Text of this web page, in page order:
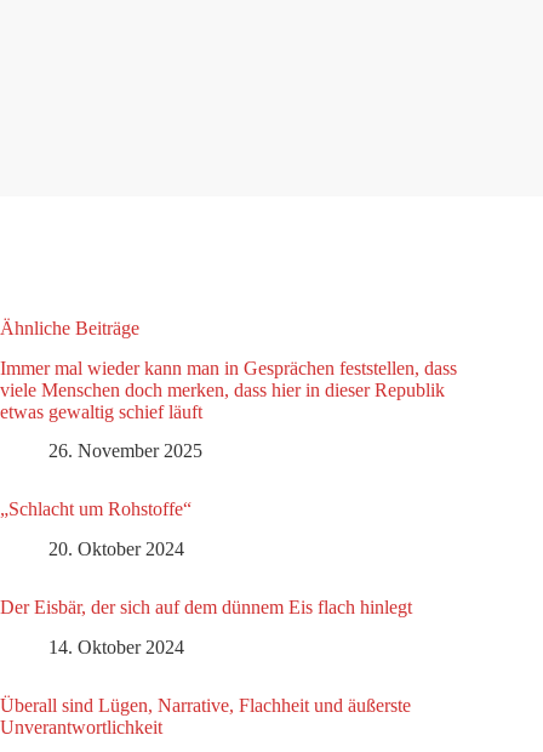
Ähnliche Beiträge
Immer mal wieder kann man in Gesprächen feststellen, dass
viele Menschen doch merken, dass hier in dieser Republik
etwas gewaltig schief läuft
26. November 2025
„Schlacht um Rohstoffe“
20. Oktober 2024
Der Eisbär, der sich auf dem dünnem Eis flach hinlegt
14. Oktober 2024
Überall sind Lügen, Narrative, Flachheit und äußerste
Unverantwortlichkeit